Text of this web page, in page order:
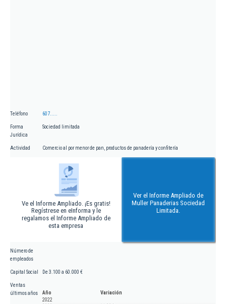
Teléfono 607.....
Forma
Jurídica
Sociedad limitada
Actividad Comercio al por menor de pan, productos de panadería y confitería
Ve el Informe Ampliado. ¡Es gratis!
Regístrese en eInforma y le
regalamos el Informe Ampliado de
esta empresa
Ver el Informe Ampliado de
Muller Panaderias Sociedad
Limitada.
Número de
empleados
Capital Social De 3.100 a 60.000 €
Ventas
últimos años
Año
Variación
2022